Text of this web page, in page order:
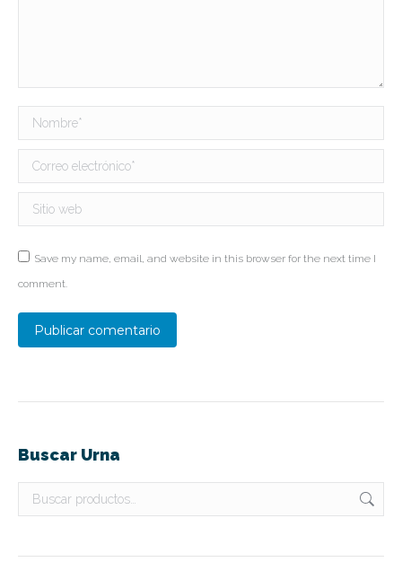
Nombre *
Correo electrónico *
Sitio web
Save my name, email, and website in this browser for the next time I
comment.
Publicar comentario
Buscar Urna